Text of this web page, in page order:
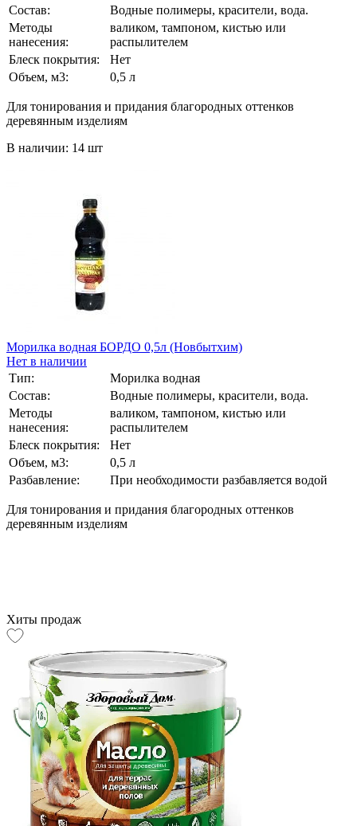
Состав:
Водные полимеры, красители, вода.
Методы
нанесения:
валиком, тампоном, кистью или
распылителем
Блеск покрытия:
Нет
Объем, м3:
0,5 л
Для тонирования и придания благородных оттенков
деревянным изделиям
В наличии: 14 шт
Морилка водная БОРДО 0,5л (Новбытхим)
Нет в наличии
Тип:
Морилка водная
Состав:
Водные полимеры, красители, вода.
Методы
нанесения:
валиком, тампоном, кистью или
распылителем
Блеск покрытия:
Нет
Объем, м3:
0,5 л
Разбавление:
При необходимости разбавляется водой
Для тонирования и придания благородных оттенков
деревянным изделиям
Хиты продаж